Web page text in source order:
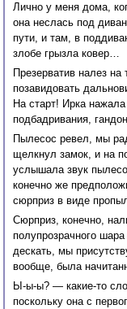
Лично у меня дома,
она неслась под
пути, и там, в
злобе грызла ковер…
Презерватив налез на
позавидовать
На старт! Ирка
подбадривания,
Пылесос ревел, мы
щелкнул замок, и на
услышала звук
конечно же
сюрприз в виде
Сюрприз, конечно,
полупрозрачного
дескать, мы
вообще, была
Ы-ы-ы? — какие-то
поскольку она с